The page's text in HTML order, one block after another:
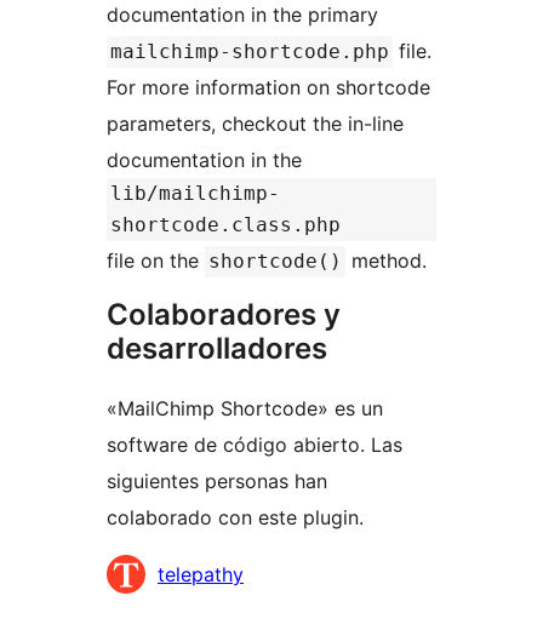
documentation in the primary
mailchimp-shortcode.php file.
For more information on shortcode
parameters, checkout the in-line
documentation in the
lib/mailchimp-
shortcode.class.php
file on the shortcode() method.
Colaboradores y
desarrolladores
«MailChimp Shortcode» es un
software de código abierto. Las
siguientes personas han
colaborado con este plugin.
Colaboradores
telepathy